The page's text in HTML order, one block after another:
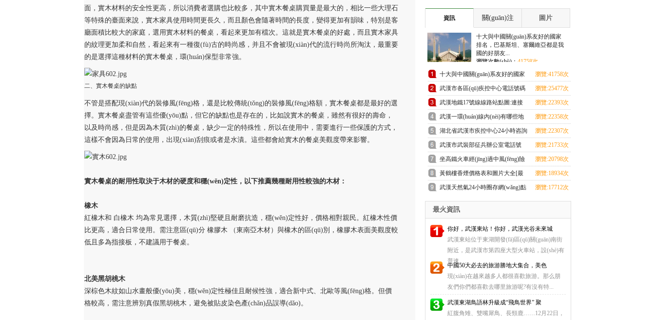
面，實木材料的安全性更高，所以消費者選購也比較多，其中實木餐桌購買量是最大的，相比一些大理石
等特殊的臺面來說，實木家具使用時間更長久，而且顏色會隨著時間的長度，變得更加有韻味，特別是客
廳面積比較大的家庭，選用實木材料的餐桌，看起來更加有檔次。這就是實木餐桌的好處，而且實木家具
的紋理更加柔和自然，看起來有一種復(fù)古的時尚感，并且不會被現(xiàn)代的流行時尚所淘汰，最重要
的是選擇這種材料的實木餐桌，環(huán)保型非常強。
二、實木餐桌的缺點
不管是搭配現(xiàn)代的裝修風(fēng)格，還是比較傳統(tǒng)的裝修風(fēng)格額，實木餐桌都是最好的選
擇。實木餐桌盡管有這些優(yōu)點，但它的缺點也是存在的，比如說實木的餐桌，雖然有很好的壽命，
以及時尚感，但是因為木質(zhì)的餐桌，缺少一定的特殊性，所以在使用中，需要進行一些保護的方式，
這樣不會因為日常的使用，出現(xiàn)刮痕或者是水漬。這些都會給實木的餐桌美觀度帶來影響。
實木餐桌的耐用性取決于木材的硬度和穩(wěn)定性，以下推薦幾種耐用性較強的木材：
橡木
紅橡木和 白橡木 均為常見選擇，木質(zhì)堅硬且耐磨抗造，穩(wěn)定性好，價格相對親民。紅橡木性價
比更高，適合日常使用。需注意區(qū)分 橡膠木 （東南亞木材）與橡木的區(qū)別，橡膠木表面美觀度較
低且多為指接板，不建議用于餐桌。 ‌
北美黑胡桃木
深棕色木紋如山水畫般優(yōu)美，穩(wěn)定性極佳且耐候性強，適合新中式、北歐等風(fēng)格。但價
格較高，需注意辨別真假黑胡桃木，避免被貼皮染色產(chǎn)品誤導(dǎo)。 ‌
資訊
關(guān)注 圖片
十大與中國關(guān)系友好的國家
排名，巴基斯坦、塞爾維亞都是我
國的好朋友...
瀏覽次數(shù)： 41758次
十大與中國關(guān)系友好的國家
排名，巴基斯坦、塞爾維亞都是我
國的好朋友
瀏覽:41758次
武漢市各區(qū)疾控中心電話號碼
（附湖北17市疾控中心咨詢電話
+地址查詢+上班時間）
瀏覽:25477次
武漢地鐵17號線線路站點圖:連接
武漢三大火車站，從天河機場至黃
家湖大學(xué)城
瀏覽:22393次
武漢一環(huán)線內(nèi)有哪些地
方？武漢內(nèi)環(huán)線、二環
(huán)線、三環(huán)線、四環
(huán)線、五環(huán)線地圖是怎
么劃分的
瀏覽:22358次
湖北省武漢市疾控中心24小時咨詢
熱線，市疾控中心常用電話號碼一
覽表
瀏覽:22307次
武漢市武裝部征兵辦公室電話號
碼，武漢各區(qū)征兵咨詢電話號
碼一覽表
瀏覽:21733次
坐高鐵火車經(jīng)過中風(fēng)險
地區(qū),但不下車,健康碼會變色
嗎？
瀏覽:20798次
黃鶴樓香煙價格表和圖片大全[最
完整版]64種黃鶴樓香煙圖片/零售
價全指南
瀏覽:18934次
武漢天然氣24小時圈存網(wǎng)點
查詢（自助充值+圈存點地址）
瀏覽:17712次
最火資訊
你好，武漢東站！你好，武漢光谷未來城
武漢東站位于東湖開發(fā)區(qū)關(guān)南街
附近，是武漢市第四座大型火車站，設(shè)有
普速、...
中國50大必去的旅游勝地大集合，美色
現(xiàn)在越來越多人都很喜歡旅游。那么朋
友們你們都喜歡去哪里旅游呢?有沒有特...
武漢東湖鳥語林升級成“飛鳥世界” 聚
紅腹角雉、雙嘴犀鳥、長頸鹿……12月22日，